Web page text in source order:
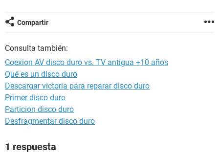
Compartir
Consulta también:
Coexion AV disco duro vs. TV antigua +10 años
Qué es un disco duro
Descargar victoria para reparar disco duro
Primer disco duro
Particion disco duro
Desfragmentar disco duro
1 respuesta